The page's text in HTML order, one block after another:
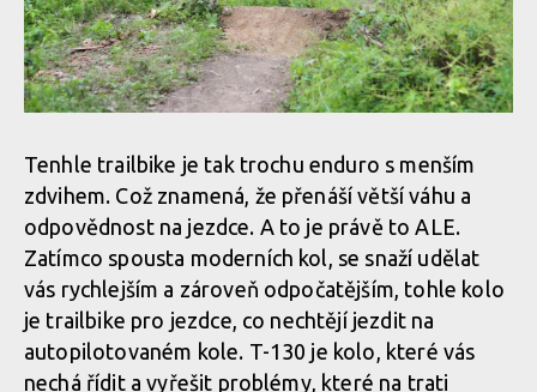
Tenhle trailbike je tak trochu enduro s menším
zdvihem. Což znamená, že přenáší větší váhu a
odpovědnost na jezdce. A to je právě to ALE.
Zatímco spousta moderních kol, se snaží udělat
vás rychlejším a zároveň odpočatějším, tohle kolo
je trailbike pro jezdce, co nechtějí jezdit na
autopilotovaném kole. T-130 je kolo, které vás
nechá řídit a vyřešit problémy, které na trati